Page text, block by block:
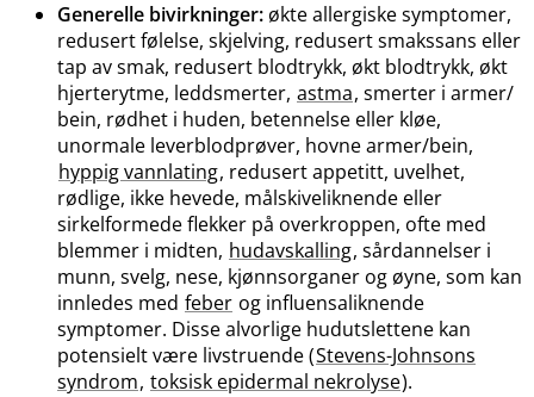
Generelle bivirkninger:økte allergiske symptomer,
redusert følelse, skjelving, redusert smakssans eller
tap av smak, redusert blodtrykk, økt blodtrykk, økt
hjerterytme, leddsmerter, astma, smerter i armer​/​
bein, rødhet i huden, betennelse eller kløe,
unormale leverblodprøver, hovne armer​/​bein,
hyppig vannlating, redusert appetitt, uvelhet,
rødlige, ikke hevede, målskiveliknende eller
sirkelformede flekker på overkroppen, ofte med
blemmer i midten, hudavskalling, sårdannelser i
munn, svelg, nese, kjønnsorganer og øyne, som kan
innledes med feber og influensaliknende
symptomer. Disse alvorlige hudutslettene kan
potensielt være livstruende (Stevens-Johnsons
syndrom, toksisk epidermal nekrolyse).